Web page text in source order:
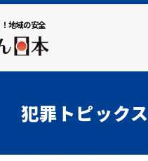
地域の安全
大
犯罪トピックス